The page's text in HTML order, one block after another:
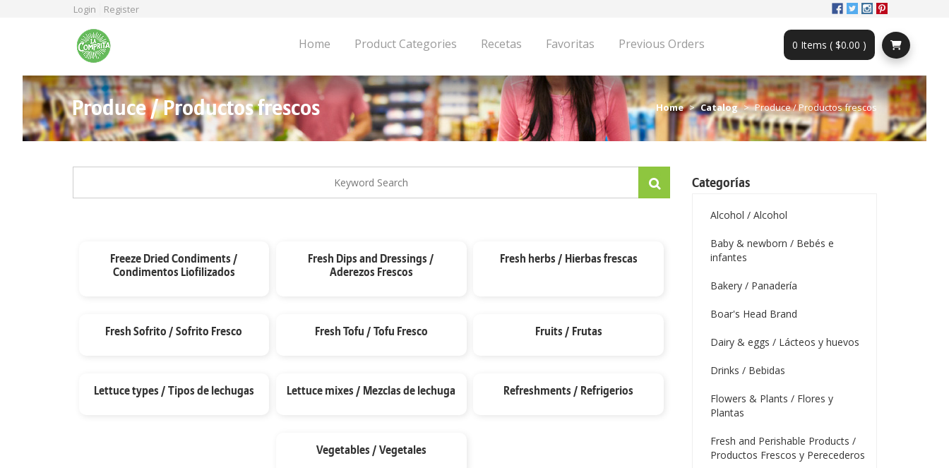
Home Product Categories Recetas Favoritas Previous Orders
Login Register
0 Items ( $0.00 )
Produce / Productos frescos Home Catalog Produce / Productos frescos
Freeze Dried Condiments /
Condimentos Liofilizados
Fresh Dips and Dressings /
Aderezos Frescos
Fresh herbs / Hierbas frescas
Fresh Sofrito / Sofrito Fresco Fresh Tofu / Tofu Fresco Fruits / Frutas
Lettuce types / Tipos de lechugas Lettuce mixes / Mezclas de lechuga Refreshments / Refrigerios
Vegetables / Vegetales
Categorías
Alcohol / Alcohol
Baby & newborn / Bebés e
infantes
Bakery / Panadería
Boar's Head Brand
Dairy & eggs / Lácteos y huevos
Drinks / Bebidas
Flowers & Plants / Flores y
Plantas
Fresh and Perishable Products /
Productos Frescos y Perecederos